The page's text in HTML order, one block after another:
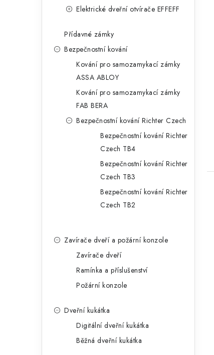
Elektrické dveřní otvírače EFFEFF
Přídavné zámky
Bezpečnostní kování
Kování pro samozamykací zámky
ASSA ABLOY
Kování pro samozamykací zámky
FAB BERA
Bezpečnostní kování Richter Czech
Bezpečnostní kování Richter
Czech TB4
Bezpečnostní kování Richter
Czech TB3
Bezpečnostní kování Richter
Czech TB2
Zavírače dveří a požární konzole
Zavírače dveří
Ramínka a příslušenství
Požární konzole
Dveřní kukátka
Digitální dveřní kukátka
Běžná dveřní kukátka